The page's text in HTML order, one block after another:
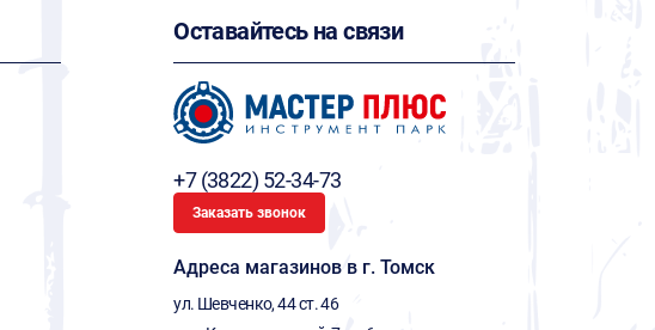
Оставайтесь на связи
+7 (3822) 52-34-73
Заказать звонок
Адреса магазинов в г. Томск
ул. Шевченко, 44 ст. 46